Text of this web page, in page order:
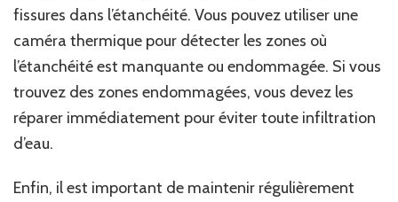
fissures dans l’étanchéité. Vous pouvez utiliser une
caméra thermique pour détecter les zones où
l’étanchéité est manquante ou endommagée. Si vous
trouvez des zones endommagées, vous devez les
réparer immédiatement pour éviter toute infiltration
d’eau.
Enfin, il est important de maintenir régulièrement